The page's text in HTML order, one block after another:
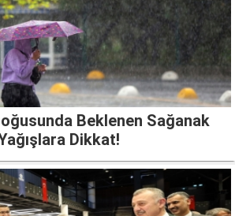
Beklenen Sağanak
Dikkat!